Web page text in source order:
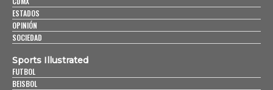
ESTADOS
OPINIÓN
SOCIEDAD
Sports Illustrated
FUTBOL
BEISBOL